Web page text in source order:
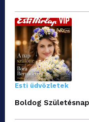
Esti üdvözletek
Boldog